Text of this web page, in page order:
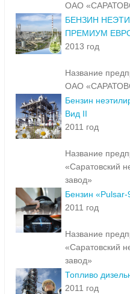
ОАО
БЕНЗИН
ПРЕМИУМ
2013 год
Название
ОАО
Бензин
Вид II
2011 год
Название
«Саратовский
завод»
Бензин
2011 год
Название
«Саратовский
завод»
Топливо
2011 год